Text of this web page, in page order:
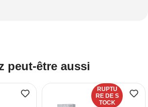
peut-être aussi
RUPTU
RE DE S
TOCK